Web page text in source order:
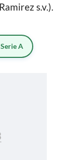
s.v.).
Serie A